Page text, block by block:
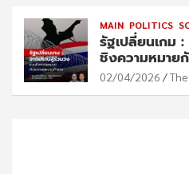
MAIN POLITICS
รัฐเปลี่ยนเกม
ชิงความหมาย
02/04/2026